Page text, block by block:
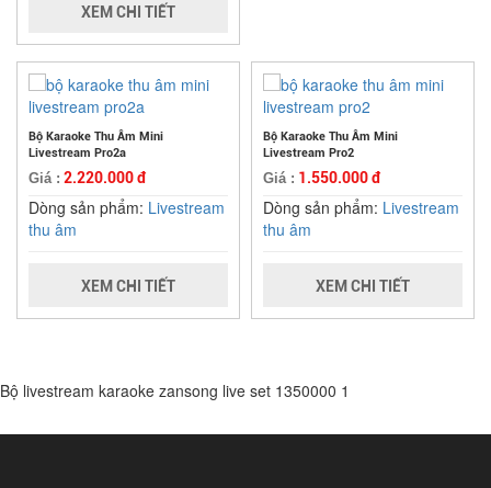
XEM CHI TIẾT
Bộ Karaoke Thu Âm Mini
Livestream Pro2a
Giá : 2.220.000 đ
Dòng sản phẩm: Livestream
thu âm
XEM CHI TIẾT
Bộ Karaoke Thu Âm Mini
Livestream Pro2
Giá : 1.550.000 đ
Dòng sản phẩm: Livestream
thu âm
XEM CHI TIẾT
Bộ livestream karaoke zansong live set 1350000 1